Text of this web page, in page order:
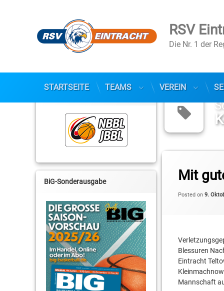
RSV
Die Nr. 1 der
STARTSEITE TEAMS VEREIN
Mit
Posted on 9.
Blessuren
Eintracht
Mannschaft
David Herwig
Dmitrij Hasenkampf
BiG-Sonderausgabe